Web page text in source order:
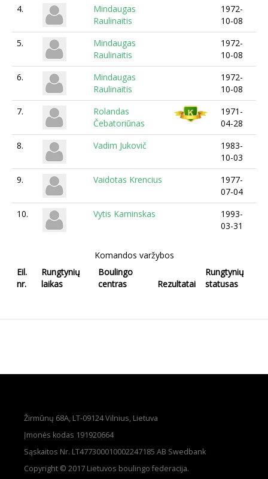
4.
Mindaugas
Raulinaitis
1972-
10-08
5.
Mindaugas
Raulinaitis
1972-
10-08
6.
Mindaugas
Raulinaitis
1972-
10-08
7.
Rolandas
Čebatoriūnas
1971-
04-28
8.
Vadim Jukovič
1983-
10-03
9.
Vaidotas Krencius
1977-
07-04
10.
Vytis Kaminskas
1993-
03-31
Komandos varžybos
Eil.
nr.
Rungtynių
laikas
Boulingo
centras
Rezultatai
Rungtynių
statusas
Žirmūnų 68A, LT-09124 Vilnius, Lietuva
Įmonės kodas 191920664
Sąskaitos Nr. LT477300010002247185 AB Swedbank
Copyright © 2017 Lietuvos boulingo federacija.